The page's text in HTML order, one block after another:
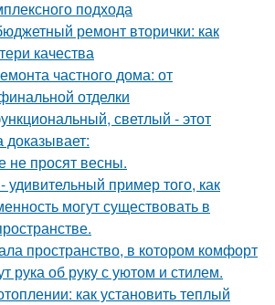
подхода
ремонт вторички: как
качества
частного дома: от
отделки
светлый - этот
доказывает:
не просят весны.
удивительный пример того, как
могут существовать в
пространство, в котором комфорт
рука об руку с уютом и стилем.
как установить теплый